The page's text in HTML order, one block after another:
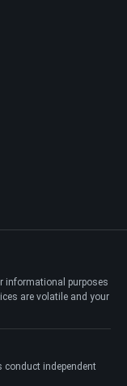
informational purposes
are volatile and your
conduct independent